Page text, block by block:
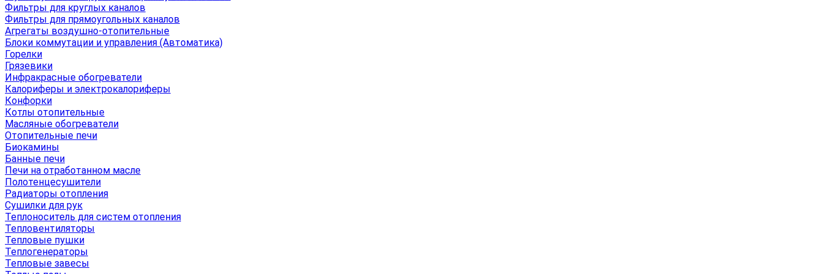
Фильтры для круглых каналов
Фильтры для прямоугольных каналов
Агрегаты воздушно-отопительные
Блоки коммутации и управления (Автоматика)
Горелки
Грязевики
Инфракрасные обогреватели
Калориферы и электрокалориферы
Конфорки
Котлы отопительные
Масляные обогреватели
Отопительные печи
Биокамины
Банные печи
Печи на отработанном масле
Полотенцесушители
Радиаторы отопления
Сушилки для рук
Теплоноситель для систем отопления
Тепловентиляторы
Тепловые пушки
Теплогенераторы
Тепловые завесы